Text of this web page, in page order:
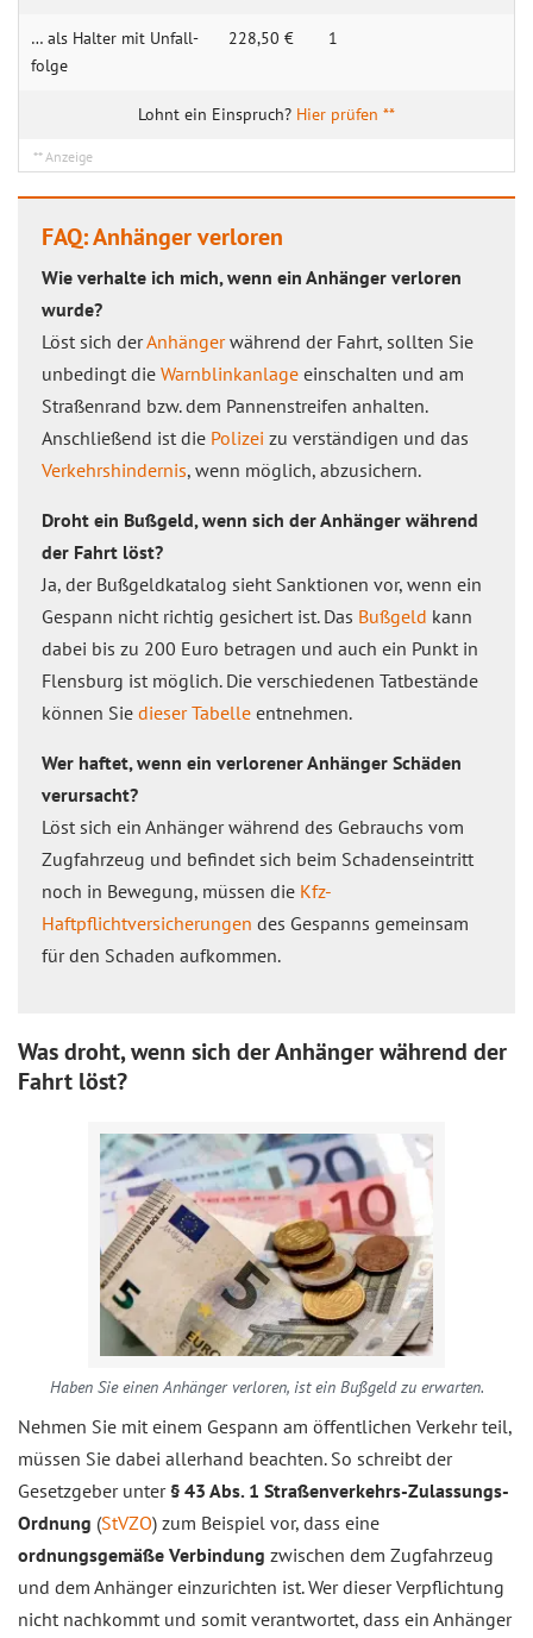
… als Hal­ter mit Unfall­
folge
228,50 € 1
Hier prüfen **
FAQ: Anhänger verloren
Wie verhalte ich mich, wenn ein Anhänger verloren
wurde?
Löst sich derAnhängerwährend der Fahrt, sollten Sie
unbedingt die Warnblinkanlage einschalten und am
Straßenrand bzw. dem Pannenstreifen anhalten.
Anschließend ist die Polizei zu verständigen und das
Verkehrshindernis, wenn möglich, abzusichern.
Droht ein Bußgeld, wenn sich der Anhänger während
der Fahrt löst?
Ja, der Bußgeldkatalog sieht Sanktionen vor, wenn ein
Gespann nicht richtig gesichert ist. Das Bußgeld kann
dabei bis zu 200 Euro betragen und auch ein Punkt in
Flensburg ist möglich. Die verschiedenen Tatbestände
können Sie dieser Tabelle entnehmen.
Wer haftet, wenn ein verlorener Anhänger Schäden
verursacht?
Löst sich ein Anhänger während des Gebrauchs vom
Zugfahrzeug und befindet sich beim Schadenseintritt
noch in Bewegung, müssen die Kfz-
Haftpflichtversicherungen des Gespanns gemeinsam
für den Schaden aufkommen.
Was droht, wenn sich der Anhänger während der
Fahrt löst?
Haben Sie einen Anhänger verloren, ist ein Bußgeld zu erwarten.
Nehmen Sie mit einem Gespann am öffentlichen Verkehr teil,
müssen Sie dabei allerhand beachten. So schreibt der
Gesetzgeber unter§ 43 Abs. 1 Straßenverkehrs-Zulassungs-
Ordnung (StVZO) zum Beispiel vor, dass eine
ordnungsgemäße Verbindung zwischen dem Zugfahrzeug
und dem Anhänger einzurichten ist. Wer dieser Verpflichtung
nicht nachkommt und somit verantwortet, dass ein Anhänger